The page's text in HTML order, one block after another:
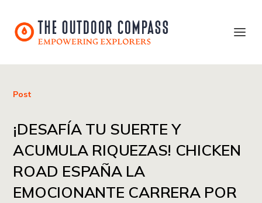
Post
¡DESAFÍA TU SUERTE Y
ACUMULA RIQUEZAS! CHICKEN
ROAD ESPAÑA LA
EMOCIONANTE CARRERA POR